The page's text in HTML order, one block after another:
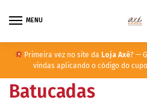
MENU
Primeira vez no site da Loja Axé? —
vindas aplicando o código do
Batucadas